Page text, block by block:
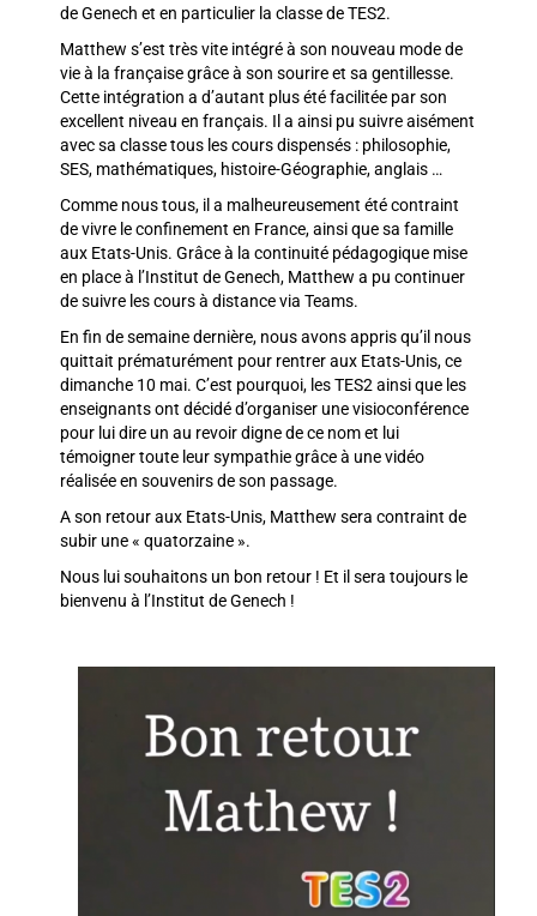
de Genech et en particulier la classe de TES2.
Matthew s’est très vite intégré à son nouveau mode de
vie à la française grâce à son sourire et sa gentillesse.
Cette intégration a d’autant plus été facilitée par son
excellent niveau en français. Il a ainsi pu suivre aisément
avec sa classe tous les cours dispensés : philosophie,
SES, mathématiques, histoire-Géographie, anglais …
Comme nous tous, il a malheureusement été contraint
de vivre le confinement en France, ainsi que sa famille
aux Etats-Unis. Grâce à la continuité pédagogique mise
en place à l’Institut de Genech, Matthew a pu continuer
de suivre les cours à distance via Teams.
En fin de semaine dernière, nous avons appris qu’il nous
quittait prématurément pour rentrer aux Etats-Unis, ce
dimanche 10 mai. C’est pourquoi, les TES2 ainsi que les
enseignants ont décidé d’organiser une visioconférence
pour lui dire un au revoir digne de ce nom et lui
témoigner toute leur sympathie grâce à une vidéo
réalisée en souvenirs de son passage.
A son retour aux Etats-Unis, Matthew sera contraint de
subir une « quatorzaine ».
Nous lui souhaitons un bon retour ! Et il sera toujours le
bienvenu à l’Institut de Genech !